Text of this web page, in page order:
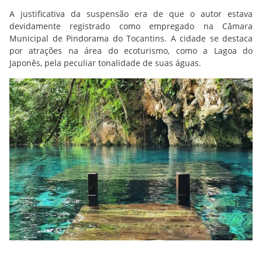
A justificativa da suspensão era de que o autor estava
devidamente registrado como empregado na Câmara
Municipal de Pindorama do Tocantins. A cidade se destaca
por atrações na área do ecoturismo, como a Lagoa do
Japonês, pela peculiar tonalidade de suas águas.